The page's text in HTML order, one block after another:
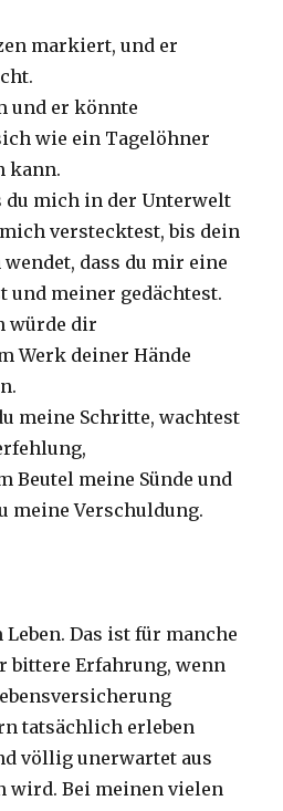
markiert, und er
und er könnte
wie ein Tagelöhner
kann.
du mich in der Unterwelt
verstecktest, bis dein
dass du mir eine
und meiner gedächtest.
würde dir
Werk deiner Hände
meine Schritte, wachtest
Beutel meine Sünde und
meine Verschuldung.
Das ist für manche
bittere Erfahrung, wenn
tatsächlich erleben
völlig unerwartet aus
wird. Bei meinen vielen